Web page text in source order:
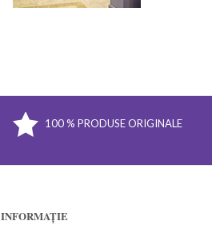
100 % PRODUSE ORIGINALE
INFORMAȚIE